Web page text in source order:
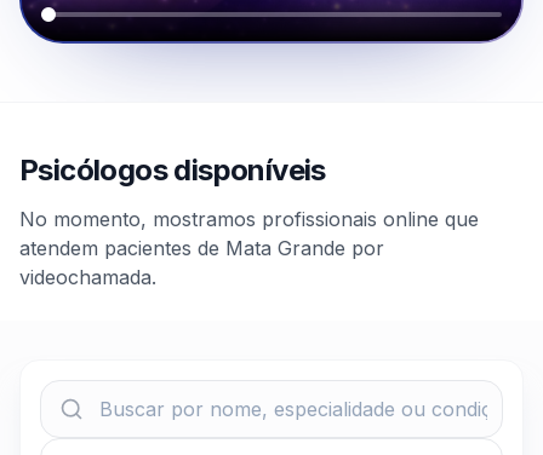
Psicólogos disponíveis
No momento, mostramos profissionais online que
atendem pacientes de Mata Grande por
videochamada.